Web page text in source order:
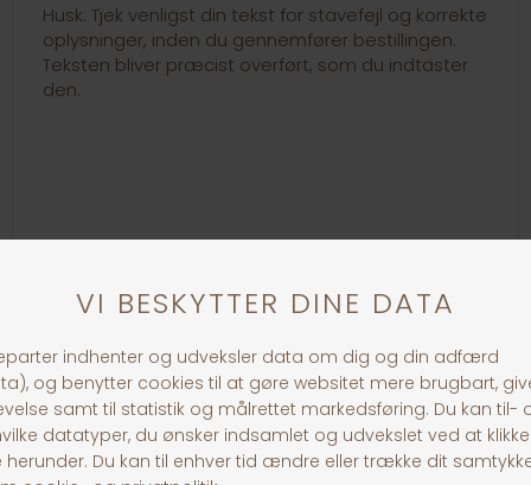
Husk: Tjek venligst din tekst for stavefejl og korrekte
oplysninger, inden du gennemfører bestillingen.
Teksten bliver præcist overført, som du indtaster
den.
Link til loven om hundetegn:
30 dages returret